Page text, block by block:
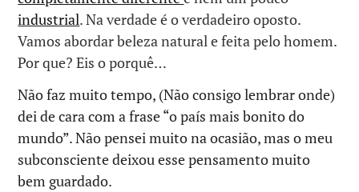
industrial. Na verdade é o verdadeiro oposto.
Vamos abordar beleza natural e feita pelo homem.
Por que? Eis o porquê…
Não faz muito tempo, (Não consigo lembrar onde)
dei de cara com a frase “o país mais bonito do
mundo”. Não pensei muito na ocasião, mas o meu
subconsciente deixou esse pensamento muito
bem guardado.